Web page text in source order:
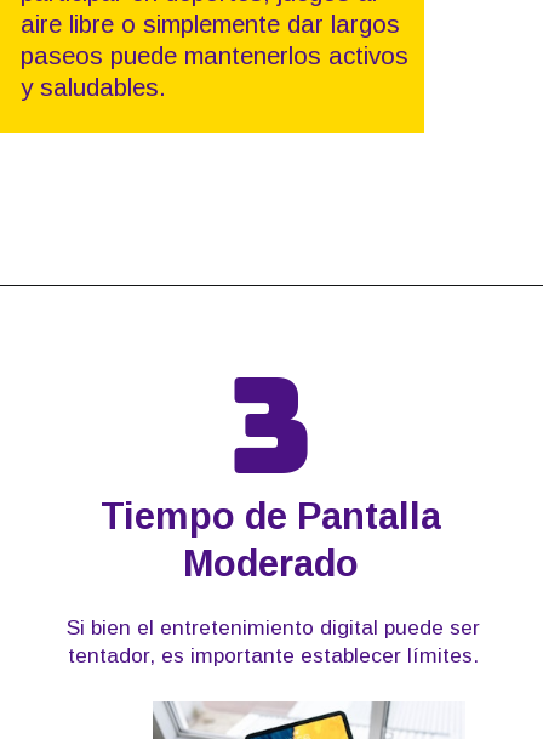
aire libre o simplemente dar largos
paseos puede mantenerlos activos
y saludables.
3
Tiempo de Pantalla
Moderado
Si bien el entretenimiento digital puede ser
tentador, es importante establecer límites.